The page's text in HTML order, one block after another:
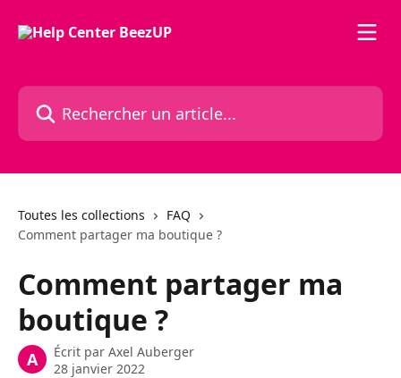
Rechercher un article...
Toutes les collections
FAQ
Comment partager ma boutique ?
Comment partager ma
boutique ?
A Écrit par Axel Auberger
28 janvier 2022